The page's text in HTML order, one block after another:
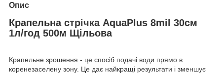
Опис
Крапельна стрічка AquaPlus 8mil 30см
1л/год 500м Щільова
Крапельне зрошення - це спосіб подачі води прямо в
коренезаселену зону. Це дає найкращі результати і зменшує